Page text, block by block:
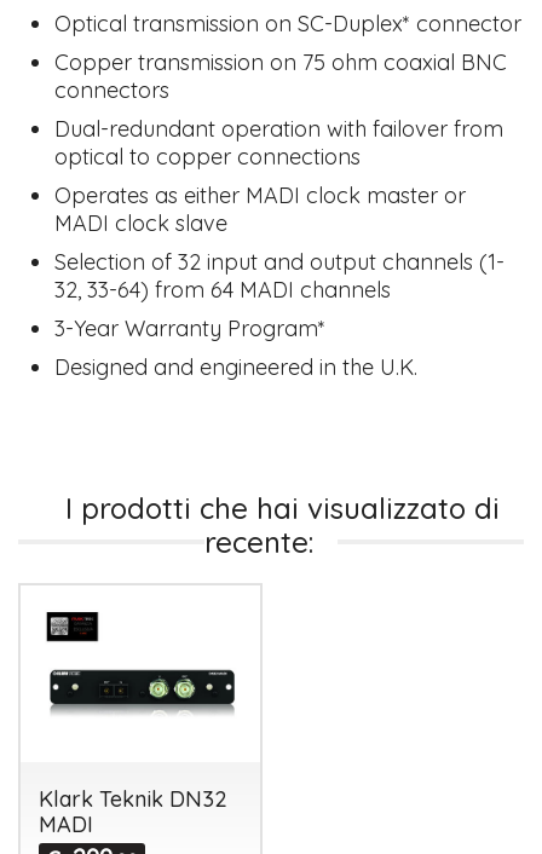
Optical transmission on SC-Duplex* connector
Copper transmission on 75 ohm coaxial BNC
connectors
Dual-redundant operation with failover from
optical to copper connections
Operates as either MADI clock master or
MADI clock slave
Selection of 32 input and output channels (1-
32, 33-64) from 64 MADI channels
3-Year Warranty Program*
Designed and engineered in the U.K.
I prodotti che hai visualizzato di
recente:
Klark Teknik DN32
MADI